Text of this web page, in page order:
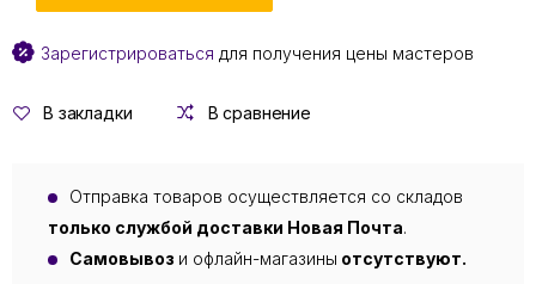
Зарегистрироваться для получения цены мастеров
В закладки В сравнение
Отправка товаров осуществляется со складов
только службой доставки Новая Почта.
Самовывоз и офлайн-магазины отсутствуют.